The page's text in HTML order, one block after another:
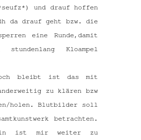
und drauf hoffen
da drauf geht bzw. die
eine Runde,damit
Kloampel
bleibt ist das mit
zu klären bzw
holen. Blutbilder soll
betrachten.
ist mir weiter zu